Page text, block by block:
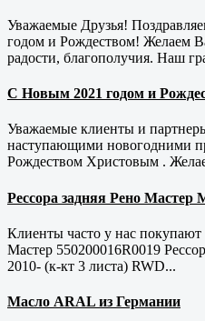
Уважаемые Друзья!
годом и Рождеством! Желаем
радости, благополучия. Наш
С Новым 2021 годом и
Уважаемые клиенты и
наступающими новогодними
Рождеством Христовым .
Рессора задняя Рено Мастер
Клиенты часто у нас покупают
Мастер 550200016R0019
2010- (к-кт 3 листа) RWD...
Масло ARAL из Германии